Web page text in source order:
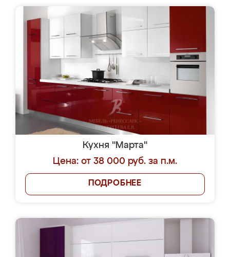
Кухня "Марта"
Цена: от 38 000 руб. за п.м.
ПОДРОБНЕЕ